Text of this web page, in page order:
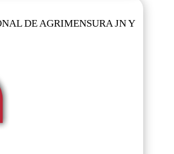
DE AGRIMENSURA JN Y